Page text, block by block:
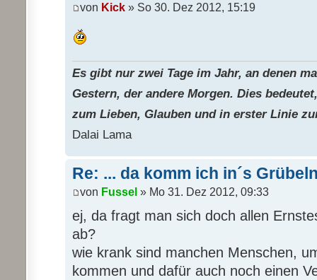
von Kick » So 30. Dez 2012, 15:19
Es gibt nur zwei Tage im Jahr, an denen
Gestern, der andere Morgen. Dies
zum Lieben, Glauben und in erster Linie
Dalai Lama
Re: ... da komm ich in´s
von Fussel » Mo 31. Dez 2012, 09:33
ej, da fragt man sich doch allen
ab?
wie krank sind manchen Menschen,
kommen und dafür auch noch einen